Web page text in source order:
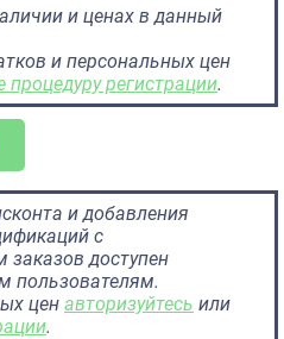
и ценах в данный
и персональных цен
процедуру регистрации.
и добавления
с
доступен
пользователям.
цен авторизуйтесь или
.